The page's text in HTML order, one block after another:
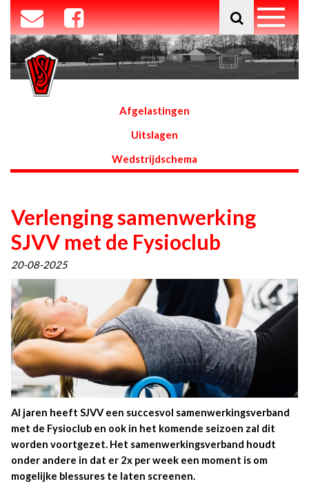
Afgelastingen
Uitslagen
Wedstrijdschema
Verlenging samenwerking
SJVV met de Fysioclub
20-08-2025
Al jaren heeft SJVV een succesvol samenwerkingsverband
met de Fysioclub en ook in het komende seizoen zal dit
worden voortgezet. Het samenwerkingsverband houdt
onder andere in dat er 2x per week een moment is om
mogelijke blessures te laten screenen.